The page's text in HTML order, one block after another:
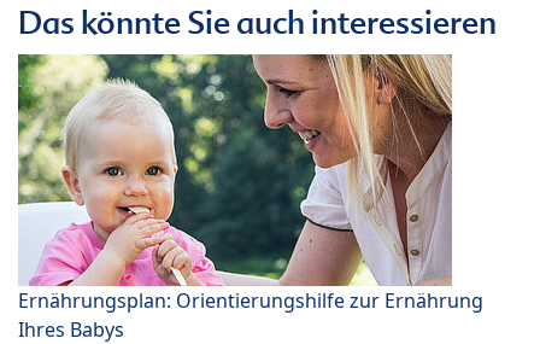
Das könnte Sie auch interessieren
Ernährungsplan: Orientierungshilfe zur Ernährung
Ihres Babys